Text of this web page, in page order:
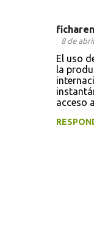
8 de
El uso
la
acceso